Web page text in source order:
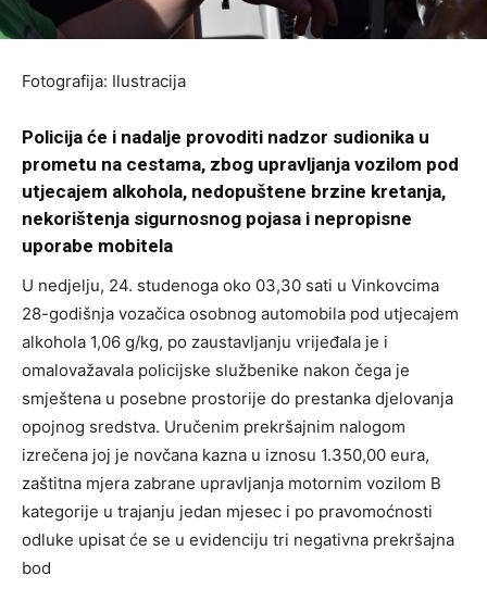
Fotografija: Ilustracija
Policija će i nadalje provoditi nadzor sudionika u
prometu na cestama, zbog upravljanja vozilom pod
utjecajem alkohola, nedopuštene brzine kretanja,
nekorištenja sigurnosnog pojasa i nepropisne
uporabe mobitela
U nedjelju, 24. studenoga oko 03,30 sati u Vinkovcima
28-godišnja vozačica osobnog automobila pod utjecajem
alkohola 1,06 g/kg, po zaustavljanju vrijeđala je i
omalovažavala policijske službenike nakon čega je
smještena u posebne prostorije do prestanka djelovanja
opojnog sredstva. Uručenim prekršajnim nalogom
izrečena joj je novčana kazna u iznosu 1.350,00 eura,
zaštitna mjera zabrane upravljanja motornim vozilom B
kategorije u trajanju jedan mjesec i po pravomoćnosti
odluke upisat će se u evidenciju tri negativna prekršajna
bod